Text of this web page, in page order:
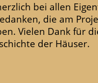
bei allen
die am
Vielen Dank für
der Häuser.